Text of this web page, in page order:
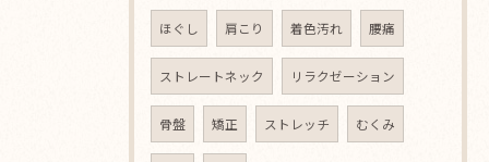
ほぐし 肩こり 着色汚れ 腰痛
ストレートネック リラクゼーション
骨盤 矯正 ストレッチ むくみ